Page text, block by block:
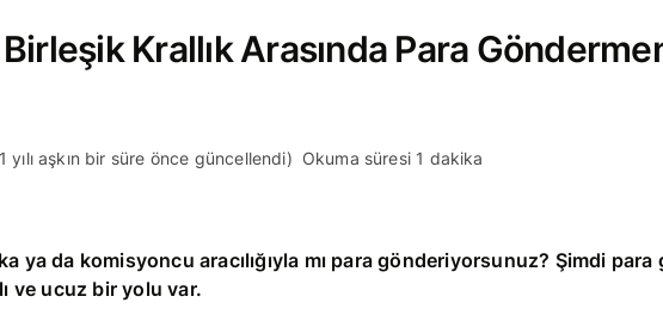
Krallık Arasında Para
yılı aşkın bir süre önce güncellendi) Okuma süresi 1 dakika
ya da komisyoncu aracılığıyla mı para gönderiyorsunuz? Şimdi
ve ucuz bir yolu var.